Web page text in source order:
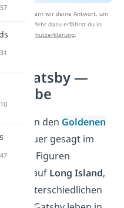
speichern wir deine Antwort, um
Mehr dazu erfährst du in
Datenschutzerklärung.
Gatsby —
spielt in den Goldenen
genauer gesagt im
Die Figuren
alle auf Long Island,
in unterschiedlichen